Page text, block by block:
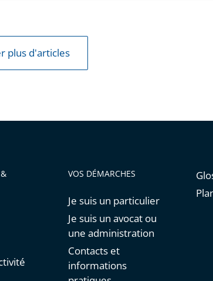
plus d'articles
VOS DÉMARCHES
Je suis un particulier
Je suis un avocat ou
une administration
Contacts et
informations